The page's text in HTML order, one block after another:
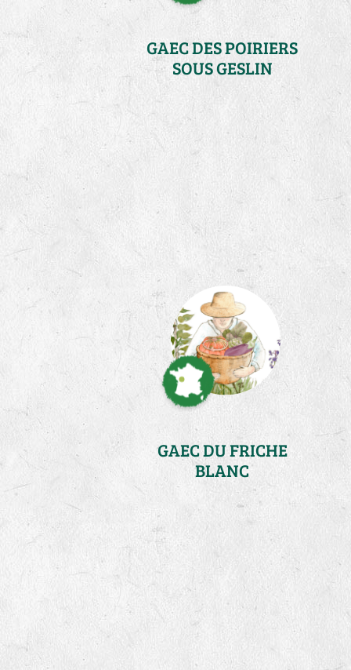
GAEC DES POIRIERS
SOUS GESLIN
Ille-et-Vilaine
GAEC DU FRICHE
BLANC
Loire Atlantique